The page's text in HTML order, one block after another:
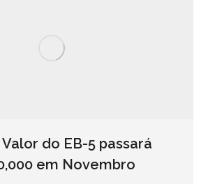
Valor do EB-5 passará
em Novembro